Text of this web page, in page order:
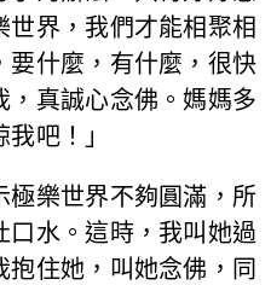
界，我們才能相聚相
要什麼，有什麼，很快
真誠心念佛。媽媽多
吧！」
極樂世界不夠圓滿，所
口水。這時，我叫她過
住她，叫她念佛，同